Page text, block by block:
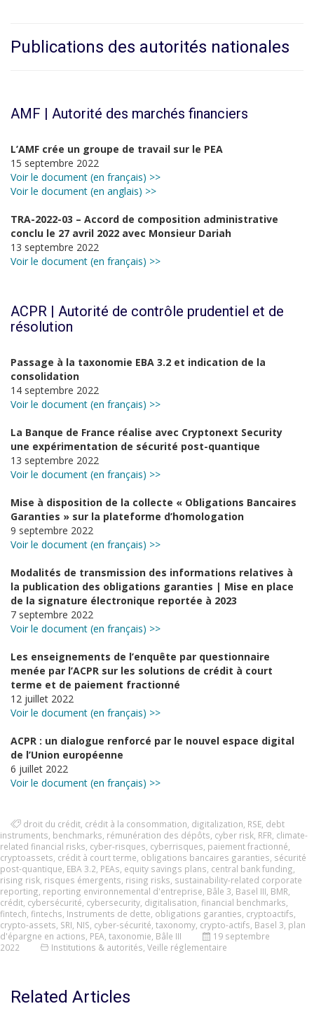
Publications des autorités nationales
AMF | Autorité des marchés financiers
L’AMF crée un groupe de travail sur le PEA
15 septembre 2022
Voir le document (en français) >>
Voir le document (en anglais) >>
TRA-2022-03 – Accord de composition administrative
conclu le 27 avril 2022 avec Monsieur Dariah
13 septembre 2022
Voir le document (en français) >>
ACPR | Autorité de contrôle prudentiel et de
résolution
Passage à la taxonomie EBA 3.2 et indication de la
consolidation
14 septembre 2022
Voir le document (en français) >>
La Banque de France réalise avec Cryptonext Security
une expérimentation de sécurité post-quantique
13 septembre 2022
Voir le document (en français) >>
Mise à disposition de la collecte « Obligations Bancaires
Garanties » sur la plateforme d’homologation
9 septembre 2022
Voir le document (en français) >>
Modalités de transmission des informations relatives à
la publication des obligations garanties | Mise en place
de la signature électronique reportée à 2023
7 septembre 2022
Voir le document (en français) >>
Les enseignements de l’enquête par questionnaire
menée par l’ACPR sur les solutions de crédit à court
terme et de paiement fractionné
12 juillet 2022
Voir le document (en français) >>
ACPR : un dialogue renforcé par le nouvel espace digital
de l’Union européenne
6 juillet 2022
Voir le document (en français) >>
droit du crédit crédit à la consommation digitalization RSE debt
instruments benchmarks rémunération des dépôts cyber risk RFR climate-
related financial risks cyber-risques cyberrisques paiement fractionné
cryptoassets crédit à court terme obligations bancaires garanties sécurité
post-quantique EBA 3.2 PEAs equity savings plans central bank funding
rising risk risques émergents rising risks sustainability-related corporate
reporting reporting environnemental d'entreprise Bâle 3 Basel III BMR
crédit cybersécurité cybersecurity digitalisation financial benchmarks
fintech fintechs Instruments de dette obligations garanties cryptoactifs
crypto-assets SRI NIS cyber-sécurité taxonomy crypto-actifs Basel 3 plan
d'épargne en actions PEA taxonomie Bâle III
19 septembre
2022
Institutions & autorités Veille réglementaire
Related Articles